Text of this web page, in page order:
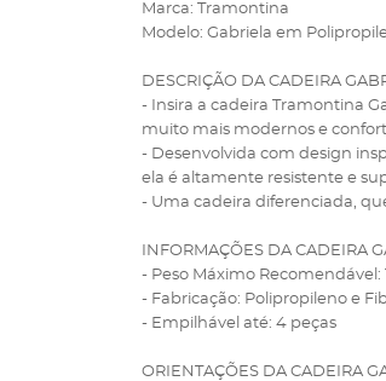
Marca: Tramontina
Modelo: Gabriela em
DESCRIÇÃO DA CADEIRA
- Insira a cadeira Tramontina
muito mais modernos e
- Desenvolvida com design
ela é altamente resistente e
- Uma cadeira diferenciada,
INFORMAÇÕES DA CADEIRA
- Peso Máximo Recomendável:
- Fabricação: Polipropileno e
- Empilhável até: 4 peças
ORIENTAÇÕES DA CADEIRA